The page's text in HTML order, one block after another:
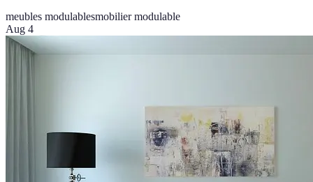
meubles modulablesmobilier modulable
Aug 4